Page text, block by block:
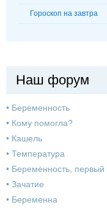
Гороскоп на завтра
Наш форум
• Беременность
• Кому помогла?
• Кашель
• Температура
• Беременность, первый
• Зачатие
• Беременна